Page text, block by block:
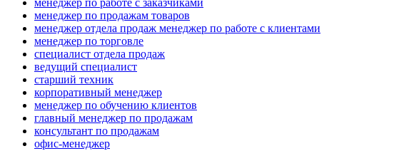
менеджер по работе с заказчиками
менеджер по продажам товаров
менеджер отдела продаж менеджер по работе с клиентами
менеджер по торговле
специалист отдела продаж
ведущий специалист
старший техник
корпоративный менеджер
менеджер по обучению клиентов
главный менеджер по продажам
консультант по продажам
офис-менеджер